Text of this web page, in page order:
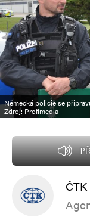
Německá policie se
Zdroj: Profimedia
ČTK